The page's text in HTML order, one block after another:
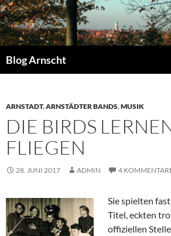
Zum
Inhalt
springen
Blog Arnscht
ARNSTADT,ARNSTÄDTER BANDS,MUSIK
DIE BIRDS
FLIEGEN
28. JUNI 2017 ADMIN 4
Sie spielten
Titel, eckten
offiziellen